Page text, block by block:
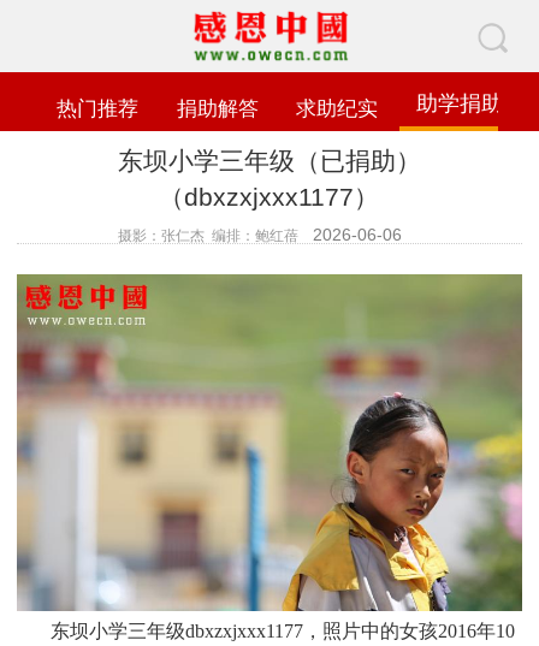
热门推荐 捐助解答 求助纪实 助学捐助
东坝小学三年级（已捐助）
（dbxzxjxxx1177）
摄影：张仁杰 编排：鲍红蓓 2026-06-06
东坝小学三年级dbxzxjxxx1177，照片中的女孩2016年10